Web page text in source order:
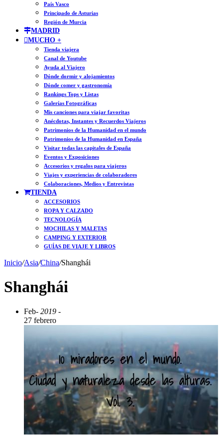
País Vasco
Principado de Asturias
Región de Murcia
MADRID
MUCHO +
Tienda viajera
Canal de Youtube
Ayuda al Viajero
Dónde dormir y alojamientos
Dónde comer y gastronomía
Rankings Tops y Listas
Galerías Fotográficas
Mis canciones para viajar favoritas
Anécdotas, Instantes y Recuerdos Viajeros
Patrimonios de la Humanidad en el mundo
Patrimonios de la Humanidad en España
Visitar todas las capitales de España
Eventos y Exposiciones
Accesorios y regalos para viajeros
Viajes y experiencias de colaboradores
Colaboraciones, Medios y Entrevistas
TIENDA
ACCESORIOS
ROPA Y CALZADO
TECNOLOGÍA
MOCHILAS Y MALETAS
CAMPING Y EXTERIOR
GUÍAS DE VIAJE Y LIBROS
Inicio/Asia/China/Shanghái
Shanghái
Feb- 2019 -
27 febrero